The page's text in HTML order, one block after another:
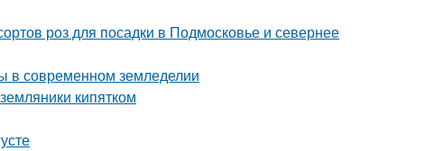
роз для посадки в Подмосковье и севернее
в современном земледелии
кипятком